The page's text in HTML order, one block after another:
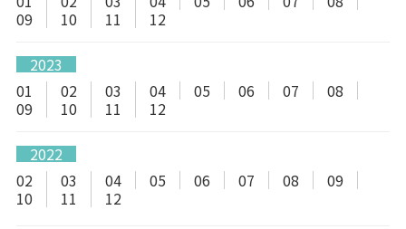
09
10 11 12
2023
01
02 03 04 05 06 07
08
09
10 11 12
2022
02
03 04 05 06 07 08
09
10
11 12